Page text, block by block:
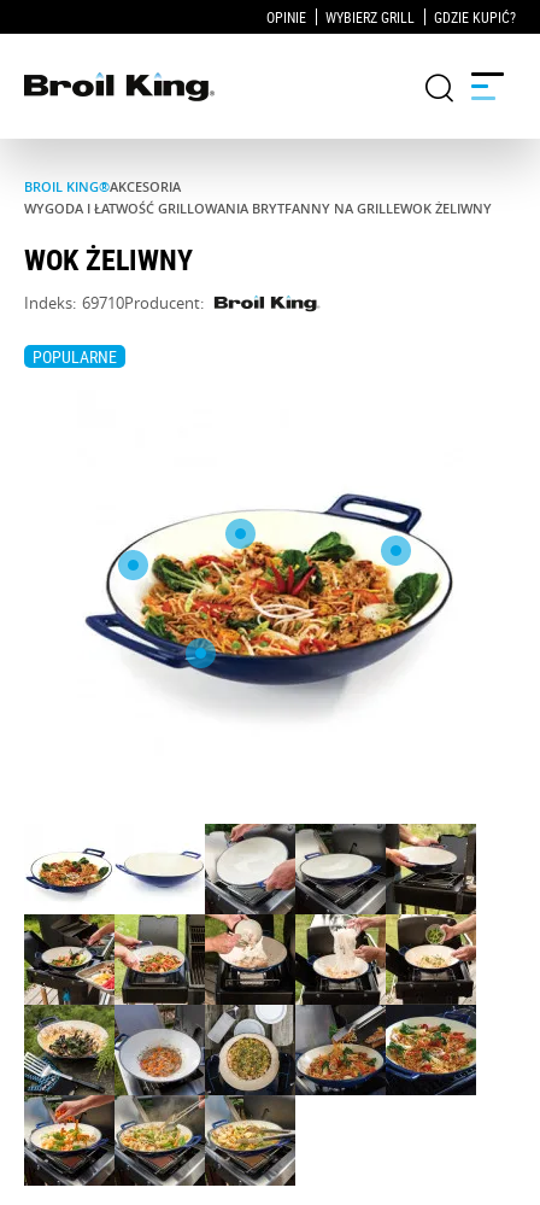
OPINIE WYBIERZ GRILL GDZIE KUPIĆ?
Grille
KUCHNIE OGRODOWE
WSPARCIE
O NAS
BROIL KING®AKCESORIA
WYGODA I ŁATWOŚĆ GRILLOWANIA BRYTFANNY NA GRILLEWOK ŻELIWNY
WOK ŻELIWNY
Indeks: 69710Producent:
POPULARNE